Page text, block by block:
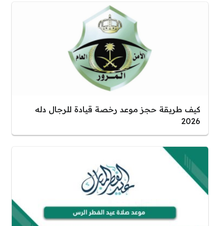
كيف طريقة حجز موعد رخصة قيادة للرجال دله
2026